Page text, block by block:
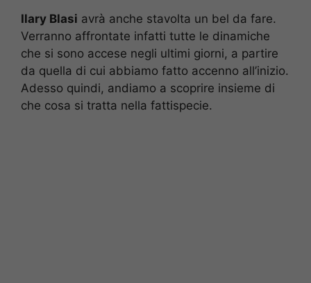
Ilary Blasi avrà anche stavolta un bel da fare.
Verranno affrontate infatti tutte le dinamiche
che si sono accese negli ultimi giorni, a partire
da quella di cui abbiamo fatto accenno all’inizio.
Adesso quindi, andiamo a scoprire insieme di
che cosa si tratta nella fattispecie.